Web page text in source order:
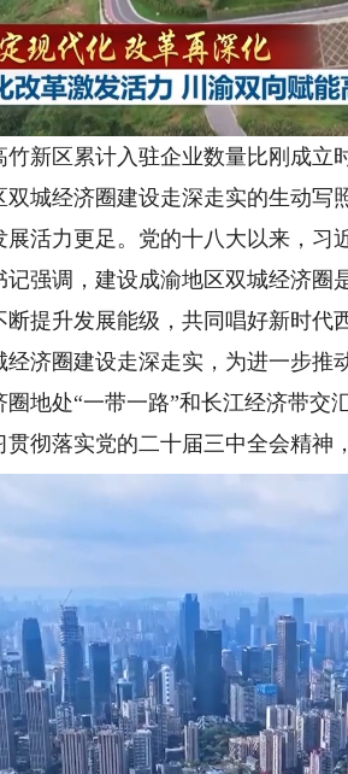
区累计入驻企业数量比刚成立
城经济圈建设走深走实的生动写照
力更足。党的十八大以来，习
强调，建设成渝地区双城经济圈
断提升发展能级，共同唱好新时代
济圈建设走深走实，为进一步推
处“一带一路”和长江经济带交
彻落实党的二十届三中全会精神